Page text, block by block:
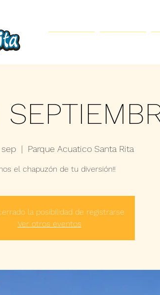
sep
  |
Parque Acuatico Santa Rita
el chapuzón de tu diversión!!
la posibilidad de registrarse
Ver otros eventos